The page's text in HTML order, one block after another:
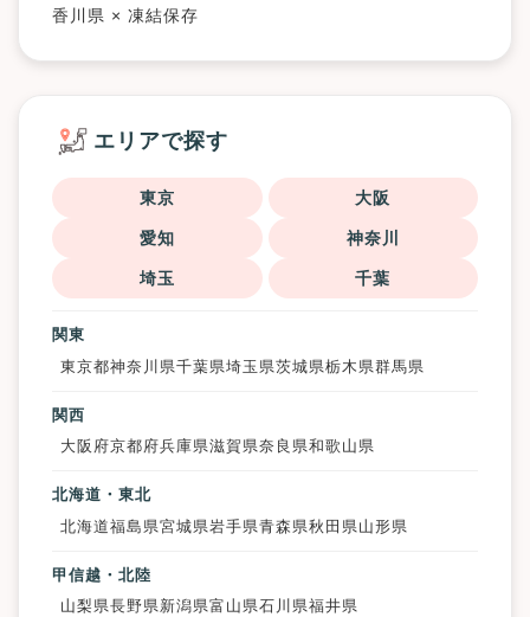
香川県 × 凍結保存
エリアで探す
東京 大阪
愛知 神奈川
埼玉 千葉
関東
東京都神奈川県千葉県埼玉県茨城県栃木県群馬県
関西
大阪府京都府兵庫県滋賀県奈良県和歌山県
北海道・東北
北海道福島県宮城県岩手県青森県秋田県 山形県
甲信越・北陸
山梨県長野県新潟県富山県石川県福井県